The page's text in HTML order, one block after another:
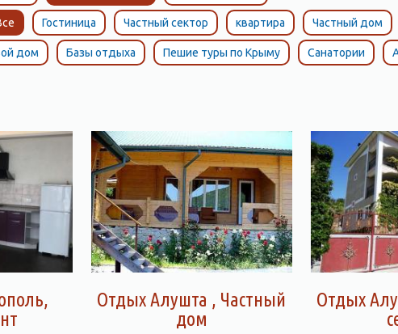
Гостиница Частный сектор квартира Частный дом
дом Базы отдыха Пешие туры по Крыму Санатории
Отдых Алушта , Частный
дом
Отдых